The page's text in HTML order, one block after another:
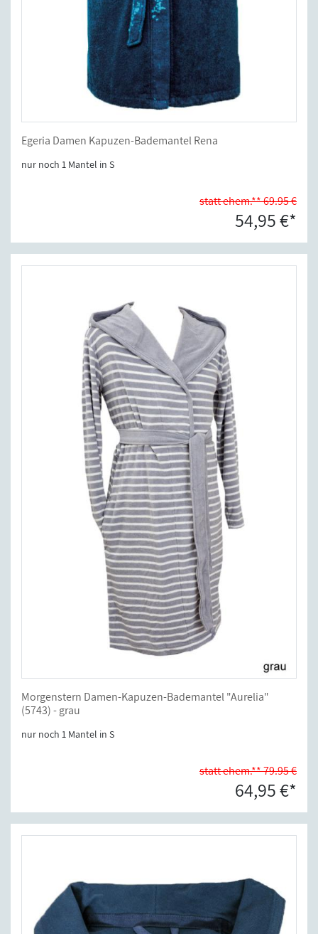
Egeria Damen Kapuzen-Bademantel Rena
nur noch 1 Mantel in S
statt ehem.** 69.95 €
54,95 €*
Morgenstern Damen-Kapuzen-Bademantel "Aurelia"
(5743) - grau
nur noch 1 Mantel in S
statt ehem.** 79.95 €
64,95 €*